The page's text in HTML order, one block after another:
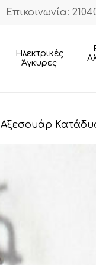
Επικοινωνία:
Ηλεκτρικές
Άγκυρες
Αξεσουάρ